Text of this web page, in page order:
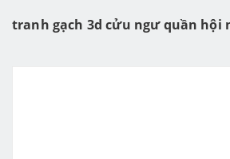
tranh gạch 3d cửu ngư quần hội